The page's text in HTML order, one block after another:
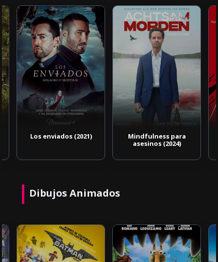
Los enviados (2021)
Mindfulness para
asesinos (2024)
Dibujos Animados